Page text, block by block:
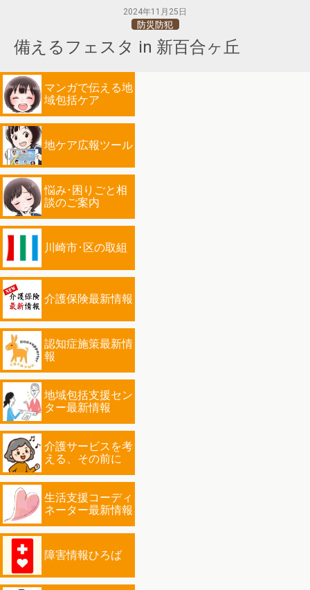
2024年11月25日
防災防犯
備えるフェスタ in 新百合ヶ丘
マンガで伝える地
域包括ケア
地ケア広報ツール
悩み･困りごと相
談のご案内
川崎市･区の取組
介護保険最新情報
認知症施策最新情
報
地域包括支援セン
ター最新情報
介護サービスを考
える、その前に
生活支援コーディ
ネーター最新情報
障害情報ひろば